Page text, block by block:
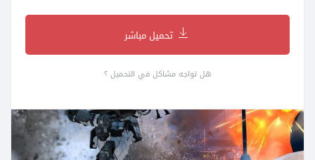
تحميل مباشر
هل تواجه مشاكل في التحميل ؟